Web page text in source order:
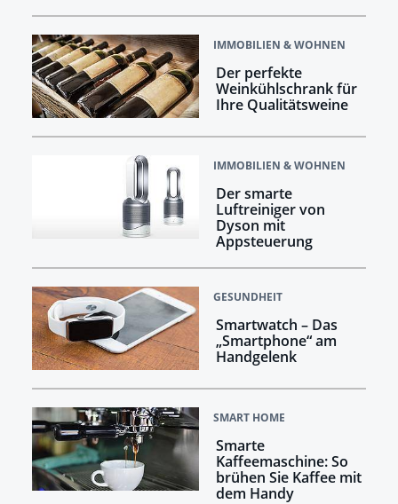
IMMOBILIEN & WOHNEN
Der perfekte
Weinkühlschrank für
Ihre Qualitätsweine
IMMOBILIEN & WOHNEN
Der smarte
Luftreiniger von
Dyson mit
Appsteuerung
GESUNDHEIT
Smartwatch – Das
„Smartphone“ am
Handgelenk
SMART HOME
Smarte
Kaffeemaschine: So
brühen Sie Kaffee mit
dem Handy